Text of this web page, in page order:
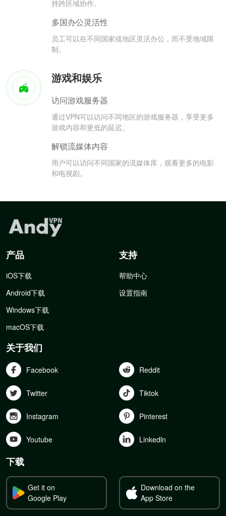
持跨区域协作。
多国办公灵活性
员工可以在不同国家或地区灵活办公，而不受地域限
制。
游戏和娱乐
访问游戏服务器
通过VPN可以访问不同地区的游戏服务器，享受更多
游戏内容和更低的延迟。
解锁流媒体内容
用户可以访问不同国家的流媒体库，观看更多的电影
和电视剧。
产品
iOS下载
Android下载
Windows下载
macOS下载
支持
帮助中心
设置指南
关于我们
Facebook Reddit
Twitter Tiktok
Instagram Pinterest
Youtube Linkedln
下载
Get it on
Google Play
Download on the
App Store